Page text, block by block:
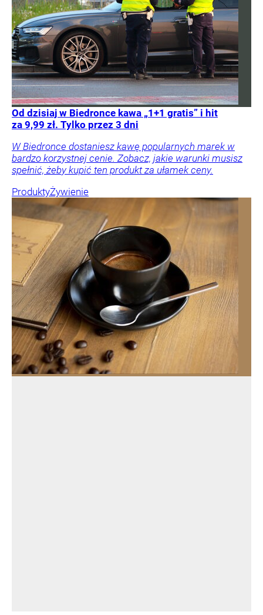
Od dzisiaj w Biedronce kawa „1+1 gratis” i hit
za 9,99 zł. Tylko przez 3 dni
W Biedronce dostaniesz kawę popularnych marek w
bardzo korzystnej cenie. Zobacz, jakie warunki musisz
spełnić, żeby kupić ten produkt za ułamek ceny.
ProduktyŻywienie